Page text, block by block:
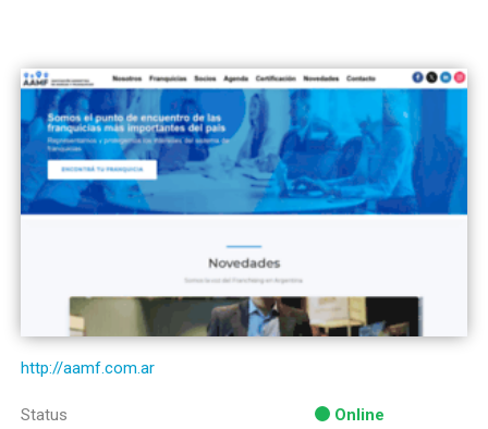
http://aamf.com.ar
Status Online